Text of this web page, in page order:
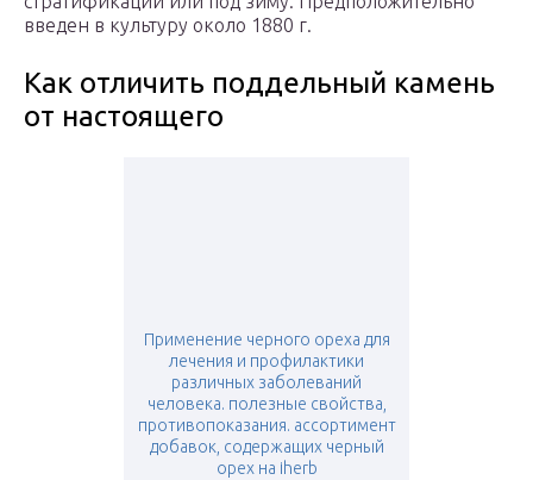
введен в культуру около 1880 г.
Как отличить поддельный камень
от настоящего
Применение черного ореха для
лечения и профилактики
различных заболеваний
человека. полезные свойства,
противопоказания. ассортимент
добавок, содержащих черный
орех на iherb